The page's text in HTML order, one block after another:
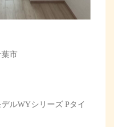
市
ルWYシリーズ Pタイ